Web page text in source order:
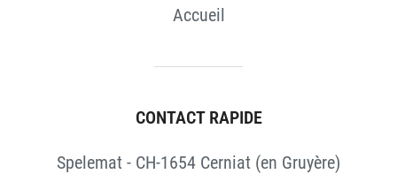
Accueil
CONTACT RAPIDE
Spelemat - CH-1654 Cerniat (en Gruyère)